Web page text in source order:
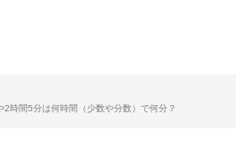
時間5分は何時間（少数や分数）で何分？